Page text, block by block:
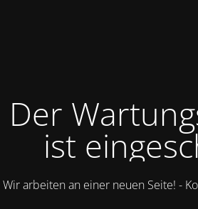
Der
ist
Wir arbeiten an einer neuen Seite! -